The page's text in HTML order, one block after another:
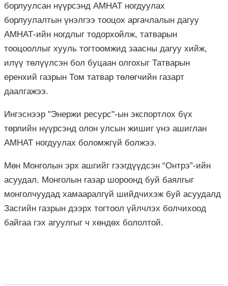
борлуулсан нүүрсэнд АМНАТ ногдуулах
борлуулалтын үнэлгээ тооцох аргачлалын дагуу
АМНАТ-ийн ногдлыг тодорхойлж, татварын
тооцооллыг хууль тогтоомжид заасны дагуу хийж,
илүү төлүүлсэн бол буцаан олгохыг Татварын
еренхий газрын Том татвар төлөгчийн газарт
даалгажээ.
Ингэснээр "Энержи ресурс"-ын экспортлох бүх
төрлийн нүүрсэнд олон улсын жишиг үнэ ашиглан
АМНАТ ногдуулах боломжгүй болжээ.
Мөн Монголын эрх ашгийг гээгдүүдсэн “Онтрэ”-ийн
асуудал. Монголын газар шороонд буй баялгыг
монголчуудад хамааралгүй шийдчихэж буй асуудалд
Засгийн газрын дээрх тогтоол үйлчлэх болчихоод
байгаа гэх агуулгыг ч хөндөх бололтой.